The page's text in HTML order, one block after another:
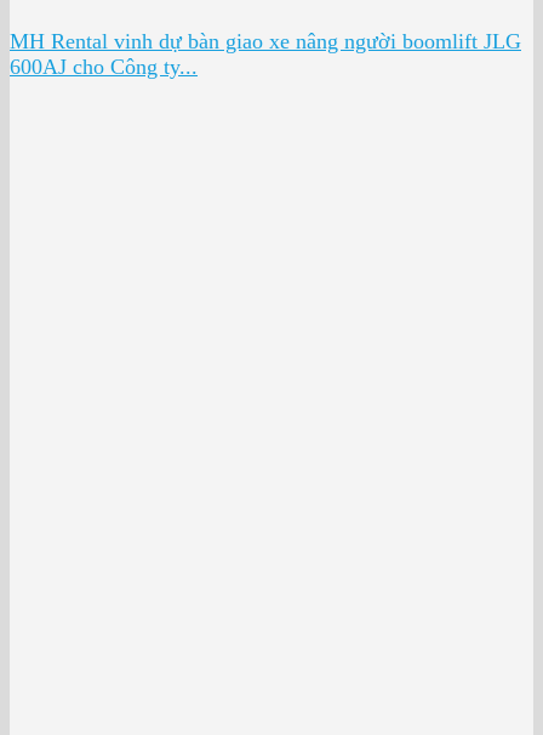
MH Rental vinh dự bàn giao xe nâng người boomlift JLG
600AJ cho Công ty...